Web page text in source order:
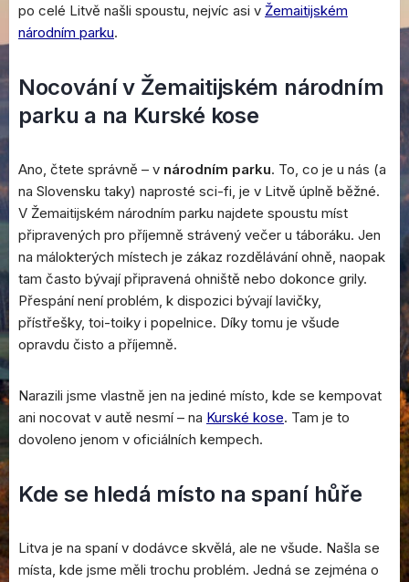
po celé Litvě našli spoustu, nejvíc asi v Žemaitijském
národním parku.
Nocování v Žemaitijském národním
parku a na Kurské kose
Ano, čtete správně – v národním parku. To, co je u nás (a
na Slovensku taky) naprosté sci-fi, je v Litvě úplně běžné.
V Žemaitijském národním parku najdete spoustu míst
připravených pro příjemně strávený večer u táboráku. Jen
na málokterých místech je zákaz rozdělávání ohně, naopak
tam často bývají připravená ohniště nebo dokonce grily.
Přespání není problém, k dispozici bývají lavičky,
přístřešky, toi-toiky i popelnice. Díky tomu je všude
opravdu čisto a příjemně.
Narazili jsme vlastně jen na jediné místo, kde se kempovat
ani nocovat v autě nesmí – na Kurské kose. Tam je to
dovoleno jenom v oficiálních kempech.
Kde se hledá místo na spaní hůře
Litva je na spaní v dodávce skvělá, ale ne všude. Našla se
místa, kde jsme měli trochu problém. Jedná se zejména o